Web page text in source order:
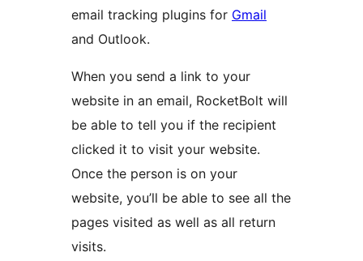
email tracking plugins for Gmail
and Outlook.
When you send a link to your
website in an email, RocketBolt will
be able to tell you if the recipient
clicked it to visit your website.
Once the person is on your
website, you’ll be able to see all the
pages visited as well as all return
visits.